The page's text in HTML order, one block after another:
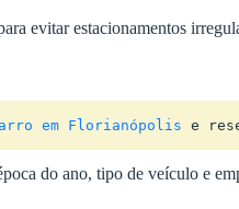
evitar estacionamentos
em Florianópolis e
do ano, tipo de veículo e